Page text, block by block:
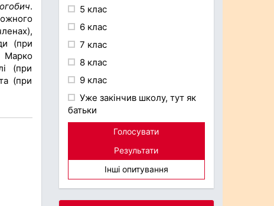
.
(при
Марко
(при
(при
5 клас
6 клас
7 клас
8 клас
9 клас
Уже закінчив школу, тут як
батьки
Голосувати
Результати
Інші опитування